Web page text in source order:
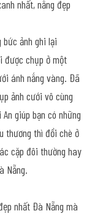
nhất, nắng đẹp
ảnh ghi lại
được chụp ở một
ánh nắng vàng. Đã
ảnh cưới vô cùng
giúp bạn có những
thương thì đồi chè ở
cặp đôi thường hay
Nẵng.
nhất Đà Nẵng mà